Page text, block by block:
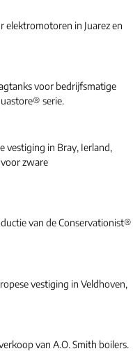
elektromotoren in Juarez en
voor bedrijfsmatige
serie.
vestiging in Bray, Ierland,
zware
van de Conservationist®
vestiging in Veldhoven,
van A.O. Smith boilers.